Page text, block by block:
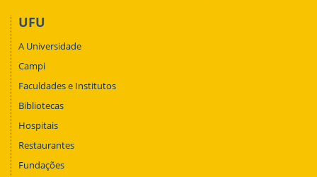
UFU
A Universidade
Campi
Faculdades e Institutos
Bibliotecas
Hospitais
Restaurantes
Fundações